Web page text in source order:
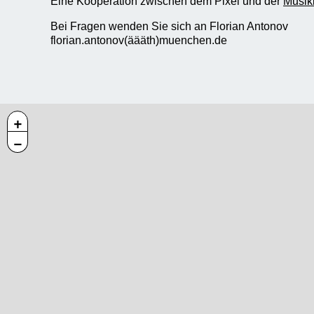
Bei Fragen wenden Sie sich an Florian Antonov
florian.antonov(äääth)muenchen.de
+
−